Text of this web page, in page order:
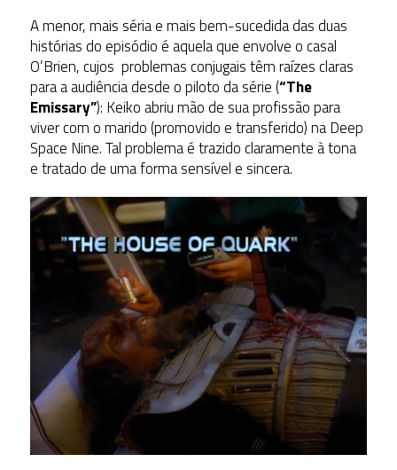
A menor, mais séria e mais bem-sucedida das duas
histórias do episódio é aquela que envolve o casal
O’Brien, cujos problemas conjugais têm raízes claras
para a audiência desde o piloto da série (“The
Emissary”): Keiko abriu mão de sua profissão para
viver com o marido (promovido e transferido) na Deep
Space Nine. Tal problema é trazido claramente à tona
e tratado de uma forma sensível e sincera.